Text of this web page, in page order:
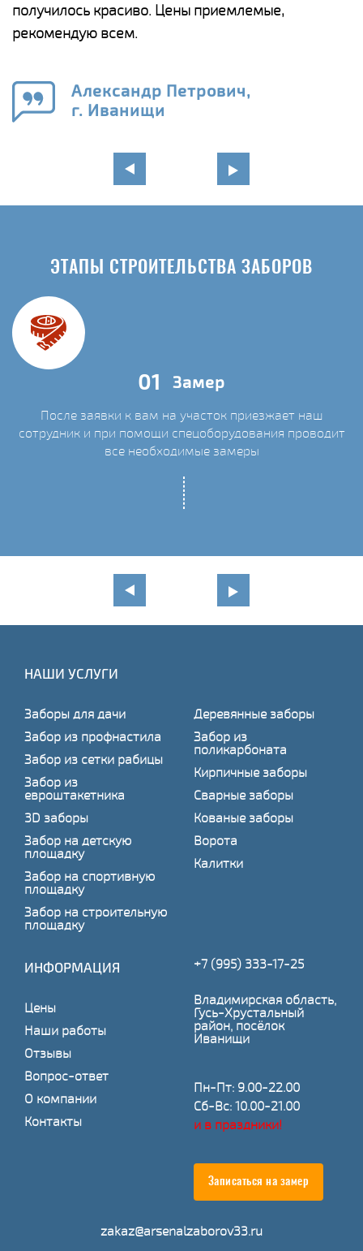
получилось красиво. Цены приемлемые,
рекомендую всем.
Александр Петрович,
г. Иванищи
ЭТАПЫ СТРОИТЕЛЬСТВА ЗАБОРОВ
01 Замер
После заявки к вам на участок приезжает наш
сотрудник и при помощи спецоборудования проводит
все необходимые замеры
НАШИ УСЛУГИ
Заборы для дачи
Забор из профнастила
Забор из сетки рабицы
Забор из
евроштакетника
3D заборы
Забор на детскую
площадку
Забор на спортивную
площадку
Забор на строительную
площадку
Деревянные заборы
Забор из
поликарбоната
Кирпичные заборы
Сварные заборы
Кованые заборы
Ворота
Калитки
ИНФОРМАЦИЯ
Цены
Наши работы
Отзывы
Вопрос-ответ
О компании
Контакты
+7 (995) 333-17-25
Владимирская область,
Гусь-Хрустальный
район, посёлок
Иванищи
Пн-Пт: 9.00-22.00
Сб-Вс: 10.00-21.00
и в праздники!
Записаться на замер
zakaz@arsenalzaborov33.ru